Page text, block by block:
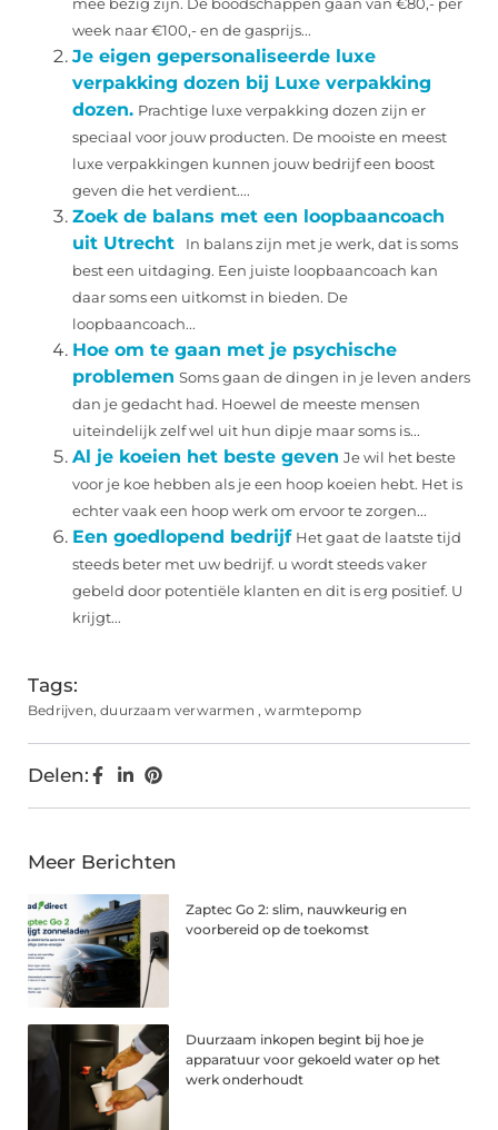
mee bezig zijn. De boodschappen gaan van €80,- per
week naar €100,- en de gasprijs...
Je eigen gepersonaliseerde luxe
verpakking dozen bij Luxe verpakking
dozen. Prachtige luxe verpakking dozen zijn er
speciaal voor jouw producten. De mooiste en meest
luxe verpakkingen kunnen jouw bedrijf een boost
geven die het verdient....
Zoek de balans met een loopbaancoach
uit Utrecht
In balans zijn met je werk, dat is soms
best een uitdaging. Een juiste loopbaancoach kan
daar soms een uitkomst in bieden. De
loopbaancoach...
Hoe om te gaan met je psychische
problemen Soms gaan de dingen in je leven anders
dan je gedacht had. Hoewel de meeste mensen
uiteindelijk zelf wel uit hun dipje maar soms is...
Al je koeien het beste geven Je wil het beste
voor je koe hebben als je een hoop koeien hebt. Het is
echter vaak een hoop werk om ervoor te zorgen...
Een goedlopend bedrijf Het gaat de laatste tijd
steeds beter met uw bedrijf. u wordt steeds vaker
gebeld door potentiële klanten en dit is erg positief. U
krijgt...
Tags:
Bedrijven,duurzaam verwarmen ,warmtepomp
Delen:
Meer Berichten
Zaptec Go 2: slim, nauwkeurig en
voorbereid op de toekomst
Duurzaam inkopen begint bij hoe je
apparatuur voor gekoeld water op het
werk onderhoudt